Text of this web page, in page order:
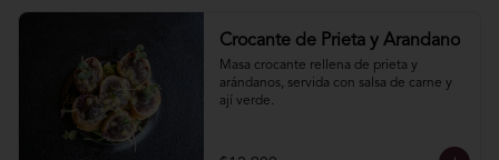
Crocante de Prieta y Arandano
Masa crocante rellena de prieta y
arándanos, servida con salsa de carne y
ají verde.